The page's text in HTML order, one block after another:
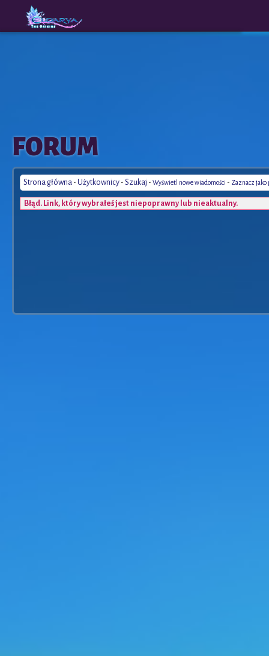
The
Origins
FORUM
Strona główna - Użytkownicy - Szukaj - Wyświetl nowe wiadomości - Zaznacz jako
Błąd. Link, który wybrałeś jest niepoprawny lub nieaktualny.